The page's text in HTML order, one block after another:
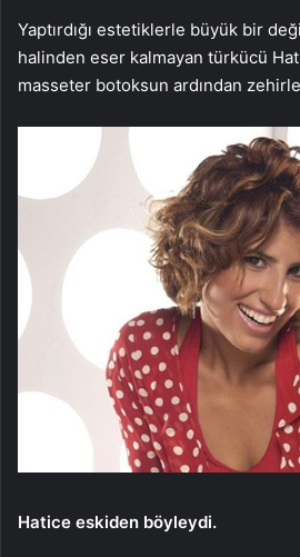
Yaptırdığı estetiklerle büyük bir
halinden eser kalmayan türkücü
masseter botoksun ardından
Hatice eskiden böyleydi.